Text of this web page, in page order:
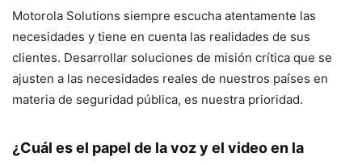
Motorola Solutions siempre escucha atentamente las
necesidades y tiene en cuenta las realidades de sus
clientes. Desarrollar soluciones de misión crítica que se
ajusten a las necesidades reales de nuestros países en
materia de seguridad pública, es nuestra prioridad.
¿Cuál es el papel de la voz y el video en la